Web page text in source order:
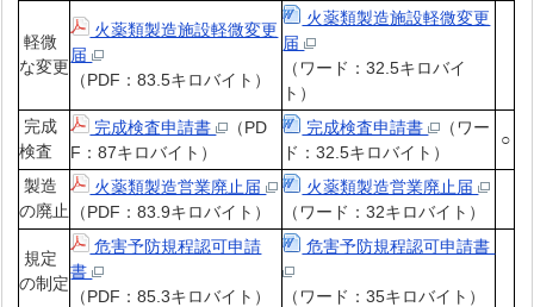
軽微
な変更
火薬類製造施設軽微変更
届
（PDF：83.5キロバイト）
火薬類製造施設軽微変更
届
（ワード：32.5キロバイ
ト）
完成
検査
完成検査申請書
（PD
F：87キロバイト）
完成検査申請書
（ワー
ド：32.5キロバイト）
○
製造
の廃止
火薬類製造営業廃止届
（PDF：83.9キロバイト）
火薬類製造営業廃止届
（ワード：32キロバイト）
規定
の制定
危害予防規程認可申請
書
（PDF：85.3キロバイト）
危害予防規程認可申請書
（ワード：35キロバイト）